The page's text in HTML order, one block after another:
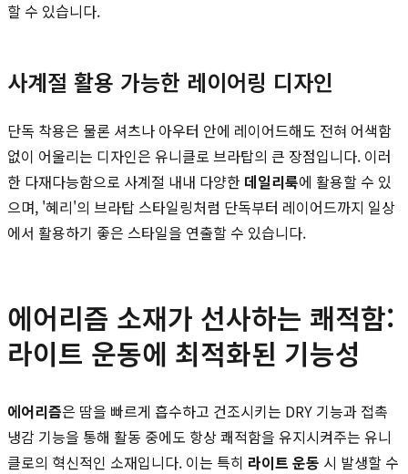
할 수 있습니다.
사계절 활용 가능한 레이어링 디자인
단독 착용은 물론 셔츠나 아우터 안에 레이어드해도 전혀 어색함
없이 어울리는 디자인은 유니클로 브라탑의 큰 장점입니다. 이러
한 다재다능함으로 사계절 내내 다양한 데일리룩에 활용할 수 있
으며, '혜리'의 브라탑 스타일링처럼 단독부터 레이어드까지 일상
에서 활용하기 좋은 스타일을 연출할 수 있습니다.
에어리즘 소재가 선사하는 쾌적함:
라이트 운동에 최적화된 기능성
에어리즘은 땀을 빠르게 흡수하고 건조시키는 DRY 기능과 접촉
냉감 기능을 통해 활동 중에도 항상 쾌적함을 유지시켜주는 유니
클로의 혁신적인 소재입니다. 이는 특히 라이트 운동 시 발생할 수